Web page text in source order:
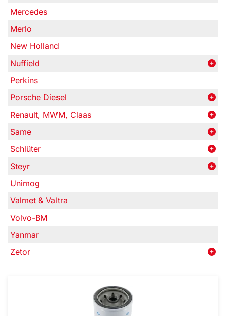
Mercedes
Merlo
New Holland
Nuffield
Perkins
Porsche Diesel
Renault, MWM, Claas
Same
Schlüter
Steyr
Unimog
Valmet & Valtra
Volvo-BM
Yanmar
Zetor